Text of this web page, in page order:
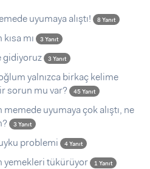
uyumaya alıştı! 8 Yanıt
mı 3 Yanıt
gidiyoruz 3 Yanıt
yalnızca birkaç kelime
sorun mu var?
45 Yanıt
memede uyumaya çok alıştı, ne
3 Yanıt
uyku problemi 4 Yanıt
yemekleri tükürüyor 1 Yanıt